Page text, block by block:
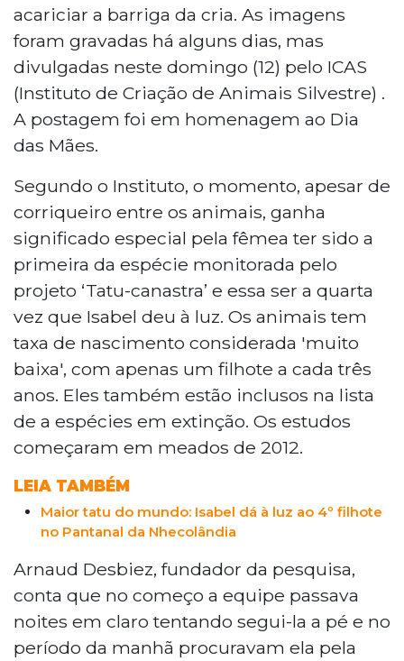
acariciar a barriga da cria. As imagens
foram gravadas há alguns dias, mas
divulgadas neste domingo (12) pelo ICAS
(Instituto de Criação de Animais Silvestre) .
A postagem foi em homenagem ao Dia
das Mães.
Segundo o Instituto, o momento, apesar de
corriqueiro entre os animais, ganha
significado especial pela fêmea ter sido a
primeira da espécie monitorada pelo
projeto ‘Tatu-canastra’ e essa ser a quarta
vez que Isabel deu à luz. Os animais tem
taxa de nascimento considerada 'muito
baixa', com apenas um filhote a cada três
anos. Eles também estão inclusos na lista
de a espécies em extinção. Os estudos
começaram em meados de 2012.
LEIA TAMBÉM
Maior tatu do mundo: Isabel dá à luz ao 4º filhote
no Pantanal da Nhecolândia
Arnaud Desbiez, fundador da pesquisa,
conta que no começo a equipe passava
noites em claro tentando segui-la a pé e no
período da manhã procuravam ela pela